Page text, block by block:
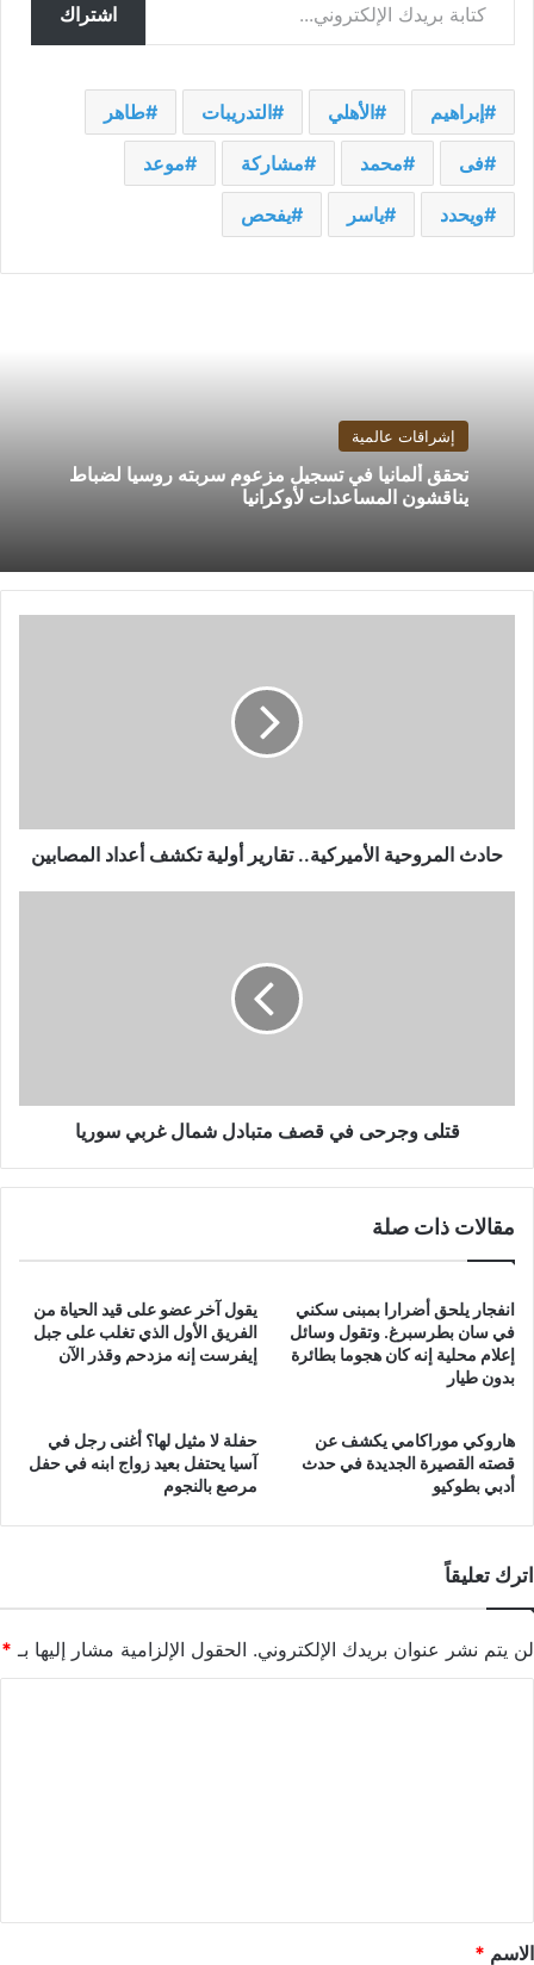
اشتراك
إبراهيم الأهلي التدريبات طاهر
فى محمد مشاركة موعد
ويحدد ياسر يفحص
إشراقات عالمية
تحقق ألمانيا في تسجيل مزعوم سربته روسيا لضباط
يناقشون المساعدات لأوكرانيا
حادث المروحية الأميركية.. تقارير أولية تكشف أعداد المصابين
قتلى وجرحى في قصف متبادل شمال غربي سوريا
مقالات ذات صلة
انفجار يلحق أضرارا بمبنى سكني
في سان بطرسبرغ. وتقول وسائل
إعلام محلية إنه كان هجوما بطائرة
بدون طيار
يقول آخر عضو على قيد الحياة من
الفريق الأول الذي تغلب على جبل
إيفرست إنه مزدحم وقذر الآن
هاروكي موراكامي يكشف عن
قصته القصيرة الجديدة في حدث
أدبي بطوكيو
حفلة لا مثيل لها؟ أغنى رجل في
آسيا يحتفل بعيد زواج ابنه في حفل
مرصع بالنجوم
اترك تعليقاً
لن يتم نشر عنوان بريدك الإلكتروني. الحقول الإلزامية مشار إليها بـ *
*
الاسم *